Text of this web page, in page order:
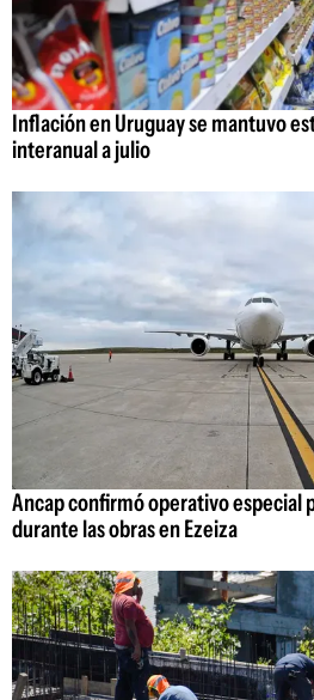
Inflación en Uruguay se mantuvo
interanual a julio
Ancap confirmó operativo especial
durante las obras en Ezeiza